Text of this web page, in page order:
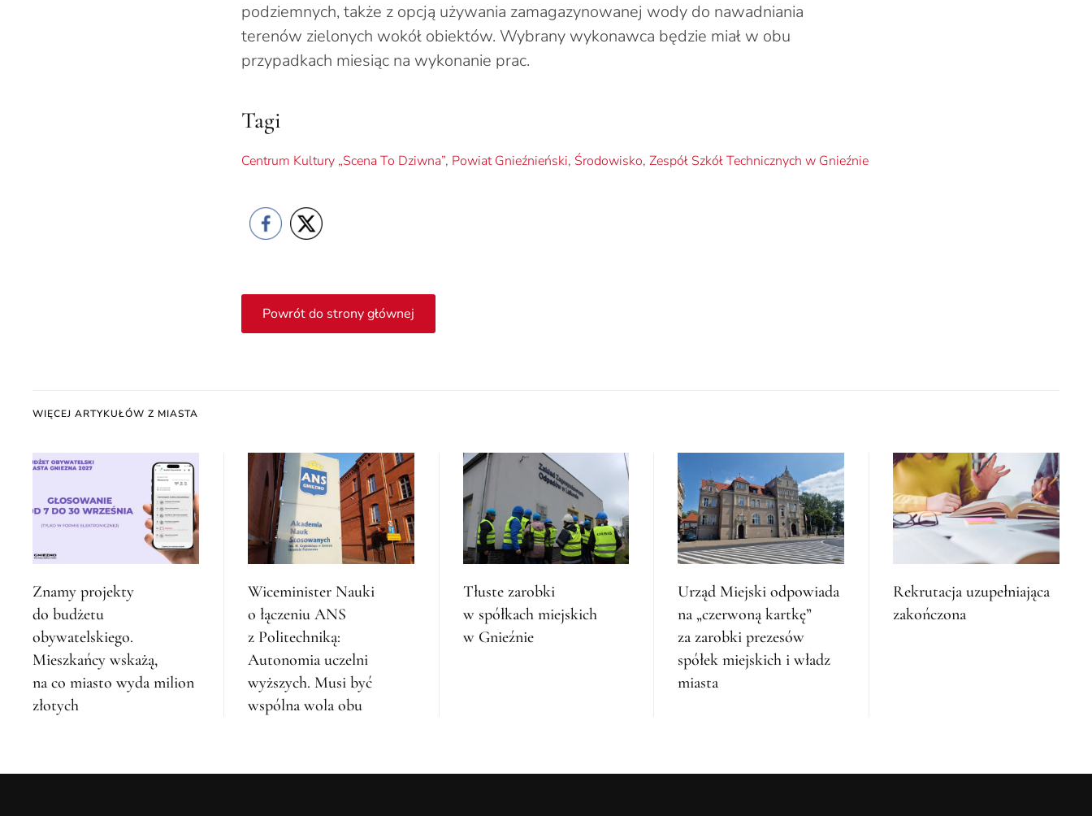
podziemnych, także z opcją używania zamagazynowanej wody do nawadniania
terenów zielonych wokół obiektów. Wybrany wykonawca będzie miał w obu
przypadkach miesiąc na wykonanie prac.
Tagi
Centrum Kultury „Scena To Dziwna”, Powiat Gnieźnieński, Środowisko, Zespół Szkół Technicznych w Gnieźnie
Powrót do strony głównej
WIĘCEJ ARTYKUŁÓW Z MIASTA
Znamy projekty
do budżetu
obywatelskiego.
Mieszkańcy wskażą,
na co miasto wyda milion
złotych
Wiceminister Nauki
o łączeniu ANS
z Politechniką:
Autonomia uczelni
wyższych. Musi być
wspólna wola obu
Tłuste zarobki
w spółkach miejskich
w Gnieźnie
Urząd Miejski odpowiada
na „czerwoną kartkę”
za zarobki prezesów
spółek miejskich i władz
miasta
Rekrutacja uzupełniająca
zakończona